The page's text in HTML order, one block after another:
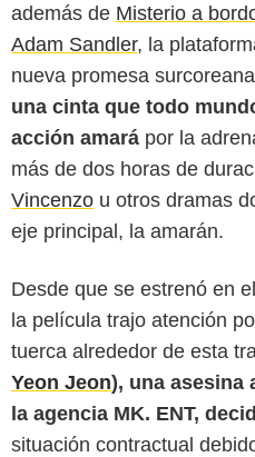
además de Misterio a
Adam Sandler, la
nueva promesa surcoreana
una cinta que todo
acción amará por la
más de dos horas de
Vincenzo u otros dramas
eje principal, la amarán.
Desde que se estrenó en
la película trajo atención
tuerca alrededor de esta
Yeon Jeon), una asesina
la agencia MK. ENT,
situación contractual